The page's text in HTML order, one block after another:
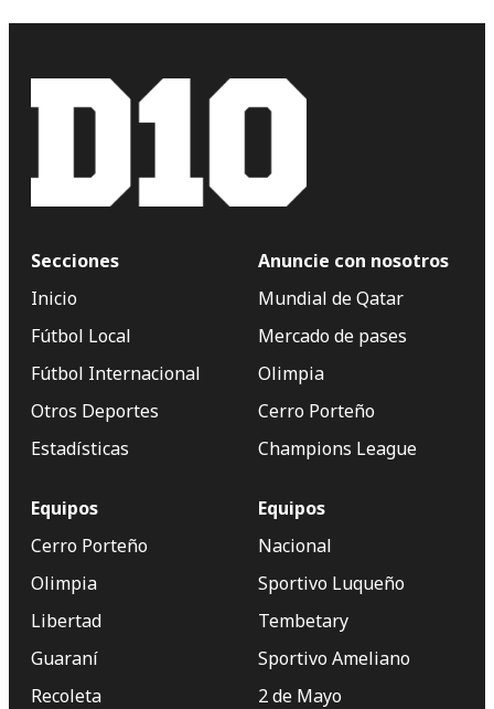
Secciones
Inicio
Fútbol Local
Fútbol Internacional
Otros Deportes
Estadísticas
Anuncie con nosotros
Mundial de Qatar
Mercado de pases
Olimpia
Cerro Porteño
Champions League
Equipos
Cerro Porteño
Olimpia
Libertad
Guaraní
Recoleta
Equipos
Nacional
Sportivo Luqueño
Tembetary
Sportivo Ameliano
2 de Mayo